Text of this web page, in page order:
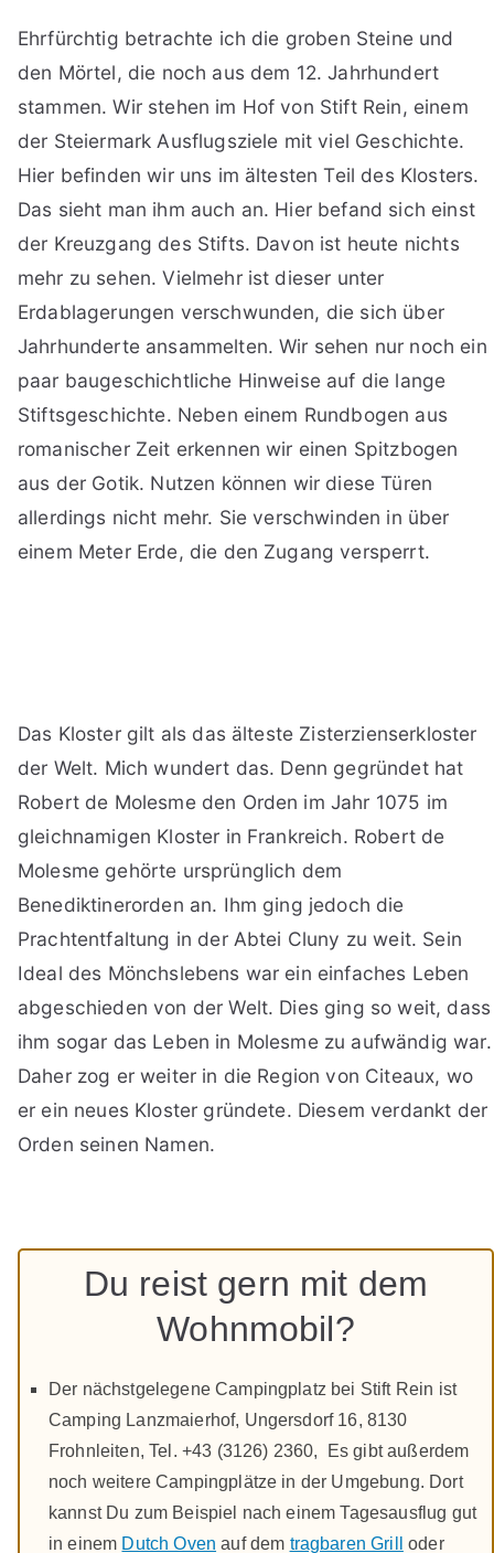
Ehrfürchtig betrachte ich die groben Steine und
den Mörtel, die noch aus dem 12. Jahrhundert
stammen. Wir stehen im Hof von Stift Rein, einem
der Steiermark Ausflugsziele mit viel Geschichte.
Hier befinden wir uns im ältesten Teil des Klosters.
Das sieht man ihm auch an. Hier befand sich einst
der Kreuzgang des Stifts. Davon ist heute nichts
mehr zu sehen. Vielmehr ist dieser unter
Erdablagerungen verschwunden, die sich über
Jahrhunderte ansammelten. Wir sehen nur noch ein
paar baugeschichtliche Hinweise auf die lange
Stiftsgeschichte. Neben einem Rundbogen aus
romanischer Zeit erkennen wir einen Spitzbogen
aus der Gotik. Nutzen können wir diese Türen
allerdings nicht mehr. Sie verschwinden in über
einem Meter Erde, die den Zugang versperrt.
Das Kloster gilt als das älteste Zisterzienserkloster
der Welt. Mich wundert das. Denn gegründet hat
Robert de Molesme den Orden im Jahr 1075 im
gleichnamigen Kloster in Frankreich. Robert de
Molesme gehörte ursprünglich dem
Benediktinerorden an. Ihm ging jedoch die
Prachtentfaltung in der Abtei Cluny zu weit. Sein
Ideal des Mönchslebens war ein einfaches Leben
abgeschieden von der Welt. Dies ging so weit, dass
ihm sogar das Leben in Molesme zu aufwändig war.
Daher zog er weiter in die Region von Citeaux, wo
er ein neues Kloster gründete. Diesem verdankt der
Orden seinen Namen.
Du reist gern mit dem
Wohnmobil?
Der nächstgelegene Campingplatz bei Stift Rein ist
Camping Lanzmaierhof, Ungersdorf 16, 8130
Frohnleiten, Tel. +43 (3126) 2360, Es gibt außerdem
noch weitere Campingplätze in der Umgebung. Dort
kannst Du zum Beispiel nach einem Tagesausflug gut
in einem Dutch Oven auf dem tragbaren Grill oder